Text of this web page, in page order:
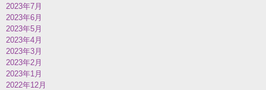
2023年7月
2023年6月
2023年5月
2023年4月
2023年3月
2023年2月
2023年1月
2022年12月